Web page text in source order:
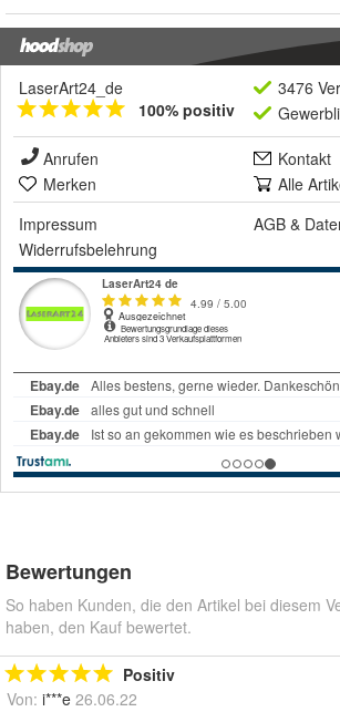
LaserArt24_de
100% positiv
3476
Anrufen
Kontakt
Merken
Alle
Impressum
AGB &
Widerrufsbelehrung
Bewertungen
So haben Kunden, die den Artikel bei diesem
haben, den Kauf bewertet.
Positiv
Von: i***e 26.06.22